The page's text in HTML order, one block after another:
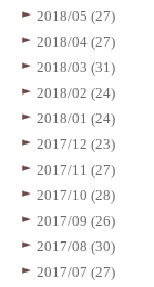
2018/05 (27)
2018/04 (27)
2018/03 (31)
2018/02 (24)
2018/01 (24)
2017/12 (23)
2017/11 (27)
2017/10 (28)
2017/09 (26)
2017/08 (30)
2017/07 (27)